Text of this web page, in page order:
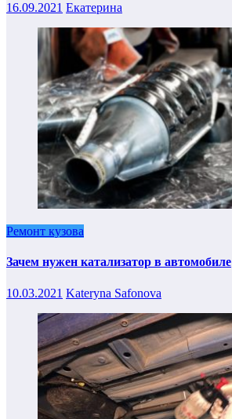
16.09.2021 Екатерина
Ремонт кузова
Зачем нужен катализатор в автомобиле
10.03.2021 Kateryna Safonova